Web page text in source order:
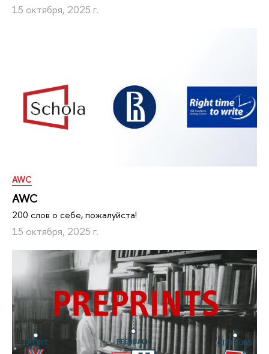
15 октября, 2025 г.
AWC
AWC
200 слов о себе, пожалуйста!
15 октября, 2025 г.